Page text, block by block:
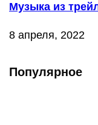
Музыка из
8 апреля, 2022
Популярное